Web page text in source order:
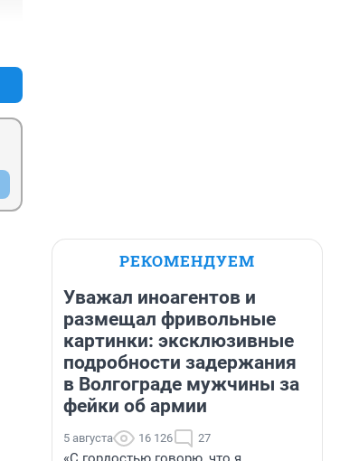
РЕКОМЕНДУЕМ
Уважал иноагентов и
размещал фривольные
картинки: эксклюзивные
подробности задержания
в Волгограде мужчины за
фейки об армии
5 августа 16 126 27